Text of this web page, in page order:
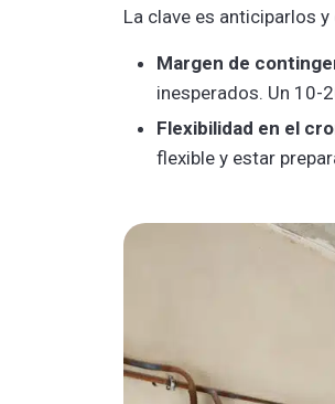
La clave es anticiparlos
Margen de
inesperados. Un 10-
Flexibilidad en el
flexible y estar